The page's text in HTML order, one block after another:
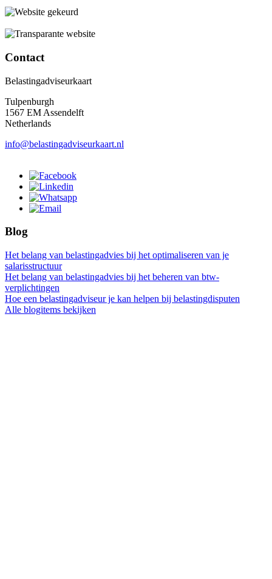
Contact
Belastingadviseurkaart
Tulpenburgh
1567 EM Assendelft
Netherlands
info@belastingadviseurkaart.nl
Blog
Het belang van belastingadvies bij het optimaliseren van je
salarisstructuur
Het belang van belastingadvies bij het beheren van btw-
verplichtingen
Hoe een belastingadviseur je kan helpen bij belastingdisputen
Alle blogitems bekijken